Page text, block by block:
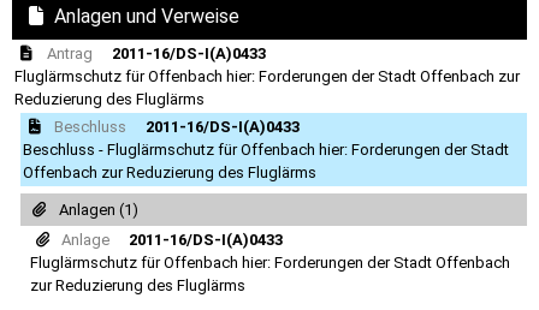
Anlagen und Verweise
Antrag
2011-16/DS-I(A)0433
Fluglärmschutz für Offenbach hier: Forderungen der Stadt Offenbach zur
Reduzierung des Fluglärms
Beschluss
2011-16/DS-I(A)0433
Beschluss - Fluglärmschutz für Offenbach hier: Forderungen der Stadt
Offenbach zur Reduzierung des Fluglärms
Anlagen (1)
Anlage
2011-16/DS-I(A)0433
Fluglärmschutz für Offenbach hier: Forderungen der Stadt Offenbach
zur Reduzierung des Fluglärms